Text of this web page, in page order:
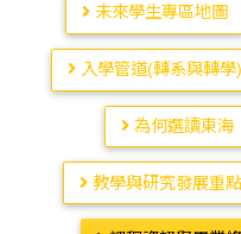
未來學生專區地圖
入學管道(轉系與轉學)
為何選讀東海
教學與研究發展重點